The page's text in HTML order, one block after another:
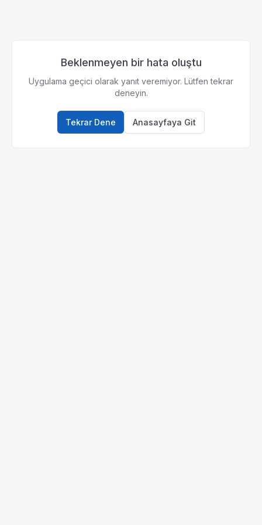
Beklenmeyen bir hata oluştu
Uygulama geçici olarak yanıt veremiyor. Lütfen tekrar
deneyin.
Tekrar Dene Anasayfaya Git